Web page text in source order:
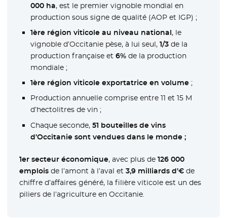
000 ha, est le premier vignoble mondial en
production sous signe de qualité (AOP et IGP) ;
1ère région viticole au niveau national, le
vignoble d’Occitanie pèse, à lui seul, 1/3 de la
production française et 6%de la production
mondiale ;
1ère région viticole exportatrice en volume;
Production annuelle comprise entre 11 et 15 M
d’hectolitres de vin ;
Chaque seconde, 51 bouteilles de vins
d’Occitanie sont vendues dans le monde ;
1er secteur économique, avec plus de126 000
emplois de l’amont à l’aval et3,9 milliards d’€ de
chiffre d’affaires généré, la filière viticole est un des
piliers de l’agriculture en Occitanie.